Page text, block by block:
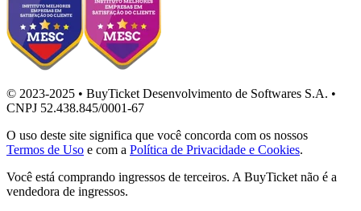
© 2023-2025 • BuyTicket Desenvolvimento de Softwares S.A. •
CNPJ 52.438.845/0001-67
O uso deste site significa que você concorda com os nossos
Termos de Uso e com a Política de Privacidade e Cookies.
Você está comprando ingressos de terceiros. A BuyTicket não é a
vendedora de ingressos.